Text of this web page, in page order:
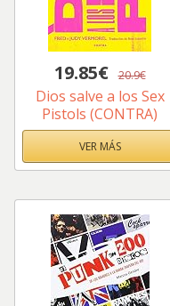
19.85€ 20.9€
Dios salve a los Sex
Pistols (CONTRA)
VER MÁS